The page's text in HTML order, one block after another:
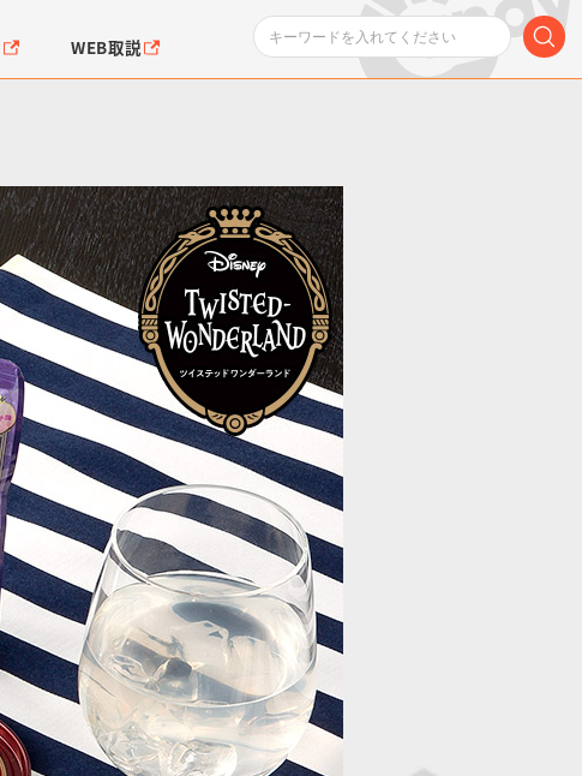
ガンダムシリーズ ポケットモンスター
にふぉるめーしょん＆
スクエアシール
SMPシリーズ
WEB取説